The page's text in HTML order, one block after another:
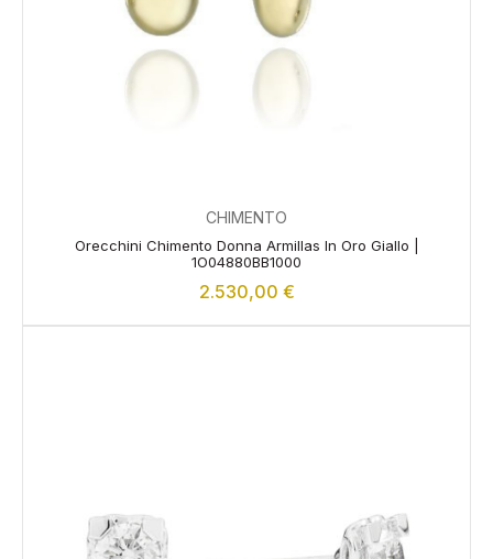
CHIMENTO
Orecchini Chimento Donna Armillas In Oro Giallo |
1O04880BB1000
2.530,00 €